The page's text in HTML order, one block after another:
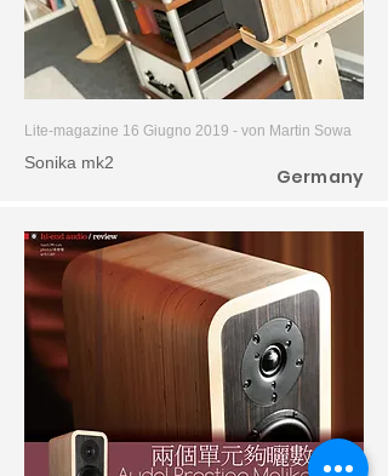
Lite-magazine 16 Giugno 2019 - von Martin Sowa
Sonika mk2
Germany